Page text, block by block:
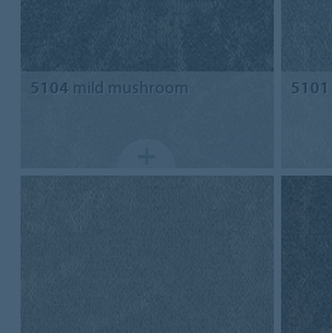
5104 mild mushroom 5101